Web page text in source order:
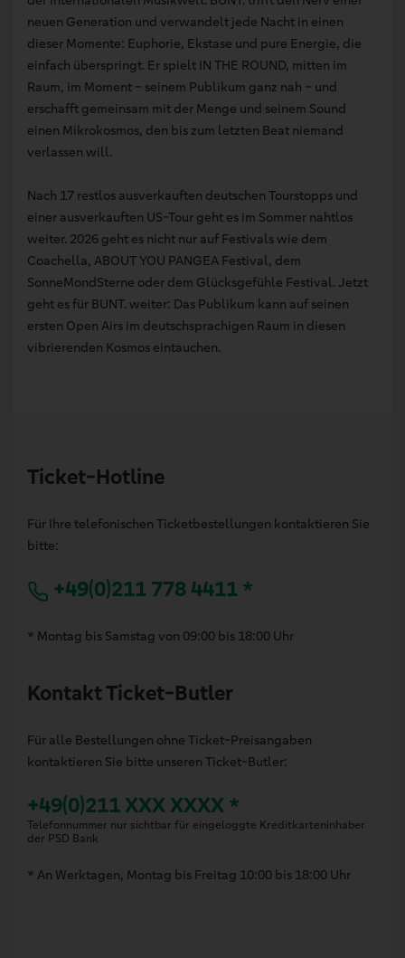
neuen Generation und verwandelt jede Nacht in einen
dieser Momente: Euphorie, Ekstase und pure Energie, die
einfach überspringt. Er spielt IN THE ROUND, mitten im
Raum, im Moment – seinem Publikum ganz nah – und
erschafft gemeinsam mit der Menge und seinem Sound
einen Mikrokosmos, den bis zum letzten Beat niemand
verlassen will.
Nach 17 restlos ausverkauften deutschen Tourstopps und
einer ausverkauften US-Tour geht es im Sommer nahtlos
weiter. 2026 geht es nicht nur auf Festivals wie dem
Coachella, ABOUT YOU PANGEA Festival, dem
SonneMondSterne oder dem Glücksgefühle Festival. Jetzt
geht es für BUNT. weiter: Das Publikum kann auf seinen
ersten Open Airs im deutschsprachigen Raum in diesen
vibrierenden Kosmos eintauchen.
Ticket-Hotline
Für Ihre telefonischen Ticketbestellungen kontaktieren Sie
bitte:
+49(0)211 778 4411 *
* Montag bis Samstag von 09:00 bis 18:00 Uhr
Kontakt Ticket-Butler
Für alle Bestellungen ohne Ticket-Preisangaben
kontaktieren Sie bitte unseren Ticket-Butler:
+49(0)211 XXX XXXX *
Telefonnummer nur sichtbar für eingeloggte Kreditkarteninhaber
der PSD Bank
* An Werktagen, Montag bis Freitag 10:00 bis 18:00 Uhr